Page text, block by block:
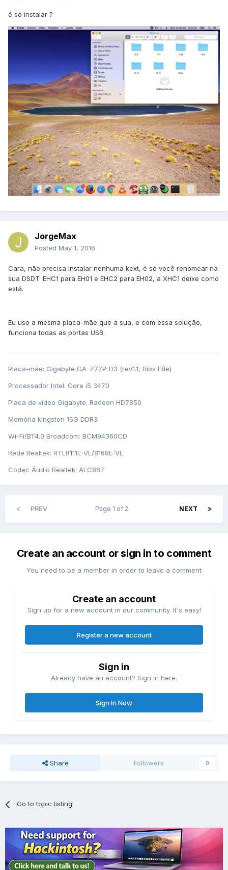
é só instalar ?
JorgeMax
Posted May 1, 2016
Cara, não precisa instalar nenhuma kext, é só você renomear na
sua DSDT: EHC1 para EH01 e EHC2 para EH02, a XHC1 deixe como
está.
Eu uso a mesma placa-mãe que a sua, e com essa solução,
funciona todas as portas USB.
Placa-mãe: Gigabyte GA-Z77P-D3 (rev1.1, Bios F8e)
Processador Intel: Core i5 3470
Placa de vídeo Gigabyte: Radeon HD7850
Memória kingston 16G DDR3
Wi-Fi/BT4.0 Broadcom: BCM94360CD
Rede Realtek: RTL8111E-VL/8168E-VL
Codec Áudio Realtek: ALC887
PREV NEXT
Page 1 of 2
Create an account or sign in to comment
You need to be a member in order to leave a comment
Create an account
Sign up for a new account in our community. It's easy!
Register a new account
Sign in
Already have an account? Sign in here.
Sign In Now
Share Followers 0
Go to topic listing